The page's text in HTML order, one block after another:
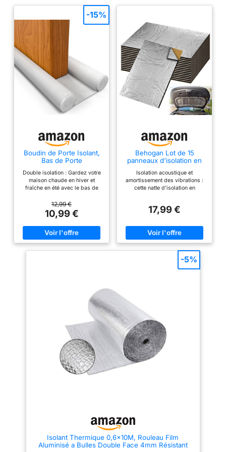
Boudin de Porte Isolant,
Bas de Porte
HOGARLAX, jusqu'à 93
cm (Blanc)
Double isolation : Gardez votre
maison chaude en hiver et
fraîche en été avec le bas de
bloque les courants d'air, réduit
les pertes thermiques pour
maintenir une température
intérieure stable Économies
d'énergie : Réduisez votre
consommation de chauffage ou
Multifonctionnel : Joint de porte
imperméable, efficace contre
les courants d'air, le froid, la
chaleur, la poussière, les
insectes, la fumée et les odeurs.
Sert aussi d’isolant phonique et
thermique pour un meilleur
confort à la maison et en
chambre Installation simple et
rapide : Insérez les tubes en
mousse dans la housse,
glissez-le sous la porte, prenez
Boudin porte en simili cuir PU
durable et mousse EPE pour une
isolation efficace sans abîmer
portes ni surfaces. Convient aux
12,99 €
10,99 €
-15%
Behogan Lot de 15
panneaux d'isolation en
5 mm - Auto-adhésifs -
Ignifuge - Imperméable -
Anti-drone - Isolation
Isolation acoustique et
amortissement des vibrations :
cette natte d’isolation en
d’absorption acoustique et
absorbe et réduit efficacement
les vibrations de la route et le
bruit du moteur, particulièrement
sensibles au bruit ou pour la
modification de voiture
Excellente isolation thermique :
couche de rembourrage est
d'environ 5 mm, ce qui peut
isoler efficacement la haute
température extérieure et créer
un environnement de conduite
frais pour l'intérieur du véhicule
Facile à découper et à installer :
ce tapis d'isolation en panneaux
différents modèles et intérieurs
Excellente Ceci est une natte
d'isolation en panneaux
17,99 €
Isolant Thermique 0,6x10M, Rouleau Film
Aluminisé a Bulles Double Face 4mm Résistant
-5%